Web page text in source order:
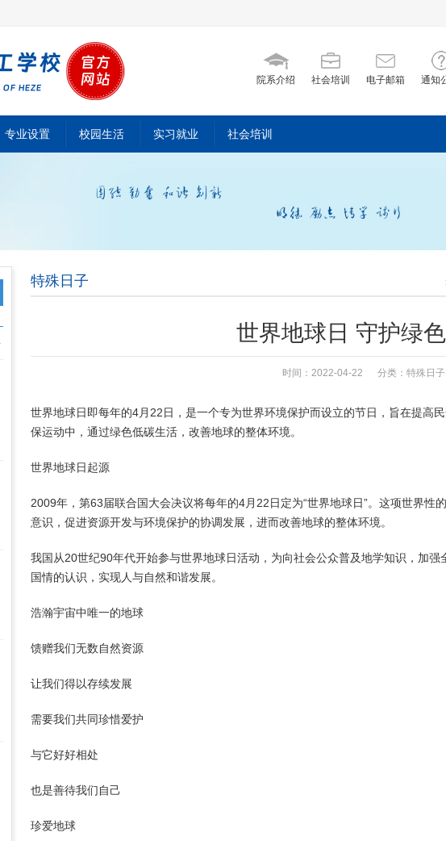
通知
电子邮箱
社会培训
院系介绍
专业设置 校园生活 实习就业 社会培训
特殊日子
世界地球日 守护绿
时间：2022-04-22 分类：特殊日子
世界地球日即每年的4月22日，是一个专为世界环境保护而设立的节日，旨在提高
保运动中，通过绿色低碳生活，改善地球的整体环境。
世界地球日起源
2009年，第63届联合国大会决议将每年的4月22日定为“世界地球日”。这项世界性
意识，促进资源开发与环境保护的协调发展，进而改善地球的整体环境。
我国从20世纪90年代开始参与世界地球日活动，为向社会公众普及地学知识，加
国情的认识，实现人与自然和谐发展。
浩瀚宇宙中唯一的地球
馈赠我们无数自然资源
让我们得以存续发展
需要我们共同珍惜爱护
与它好好相处
也是善待我们自己
珍爱地球